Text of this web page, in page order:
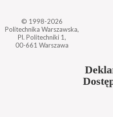
© 1998-2026
Politechnika Warszawska,
Pl. Politechniki 1,
00-661 Warszawa